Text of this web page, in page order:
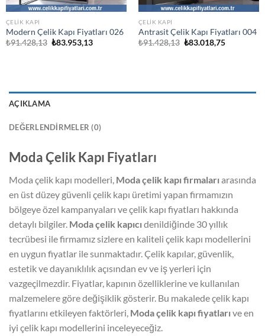
ÇELIK KAPI
Modern Çelik Kapı Fiyatları 026
₺91.428,13 Orijinal
₺83.953,13Şu
ÇELIK KAPI
Antrasit Çelik Kapı Fiyatları 004
₺91.428,13 Orijinal
₺83.018,75Şu
AÇIKLAMA
DEĞERLENDIRMELER (0)
Moda Çelik Kapı Fiyatları
Moda çelik kapı modelleri, Moda çelik kapı firmaları arasında
en üst düzey güvenli çelik kapı üretimi yapan firmamızın
bölgeye özel kampanyaları ve çelik kapı fiyatları hakkında
detaylı bilgiler. Moda çelik kapıcı denildiğinde 30 yıllık
tecrübesi ile firmamız sizlere en kaliteli çelik kapı modellerini
en uygun fiyatlar ile sunmaktadır. Çelik kapılar, güvenlik,
estetik ve dayanıklılık açısından ev ve iş yerleri için
vazgeçilmezdir. Fiyatlar, kapının özelliklerine ve kullanılan
malzemelere göre değişiklik gösterir. Bu makalede çelik kapı
fiyatlarını etkileyen faktörleri, Modaçelik kapı fiyatları ve en
iyi çelik kapı modellerini inceleyeceğiz.